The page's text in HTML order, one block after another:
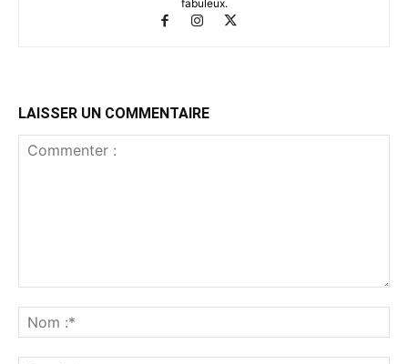
fabuleux.
LAISSER UN COMMENTAIRE